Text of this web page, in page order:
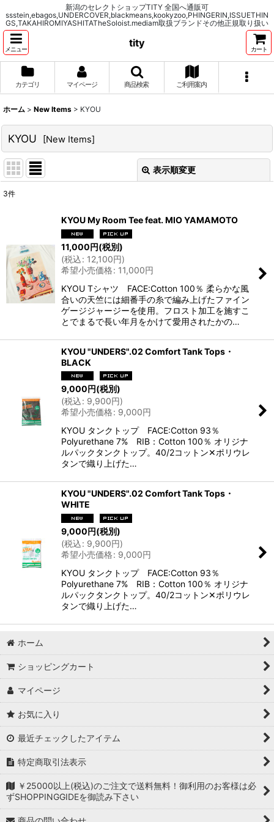
新潟のセレクトショップTITY 全国へ通販可
ssstein,ebagos,UNDERCOVER,blackmeans,kookyzoo,PHINGERIN,ISSUETHIN
GS,TAKAHIROMIYASHITATheSoloist.mediam取扱ブランドその他正規取り扱い
メニュー
tity
カート
カテゴリ マイページ 商品検索 ご利用案内
ホーム > New Items > KYOU
KYOU [New Items]
表示順変更
絞り込む
3件
KYOU My Room Tee feat. MIO YAMAMOTO
11,000円(税別)
(税込: 12,100円)
希望小売価格: 11,000円
KYOU Tシャツ FACE:Cotton 100％ 柔らかな風
合いの天竺には細番手の糸で編み上げたファイン
ゲージジャージーを使用。フロスト加工を施すこ
とでまるで長い年月をかけて愛用されたかの…
KYOU "UNDERS".02 Comfort Tank Tops・
BLACK
9,000円(税別)
(税込: 9,900円)
希望小売価格: 9,000円
KYOU タンクトップ FACE:Cotton 93％
Polyurethane 7% RIB：Cotton 100％ オリジナ
ルパックタンクトップ。40/2コットン✕ポリウレ
タンで織り上げた…
KYOU "UNDERS".02 Comfort Tank Tops・
WHITE
9,000円(税別)
(税込: 9,900円)
希望小売価格: 9,000円
KYOU タンクトップ FACE:Cotton 93％
Polyurethane 7% RIB：Cotton 100％ オリジナ
ルパックタンクトップ。40/2コットン✕ポリウレ
タンで織り上げた…
ホーム
ショッピングカート
マイページ
お気に入り
最近チェックしたアイテム
特定商取引法表示
￥25000以上(税込)のご注文で送料無料！御利用のお客様は必
ずSHOPPINGGIDEを御読み下さい